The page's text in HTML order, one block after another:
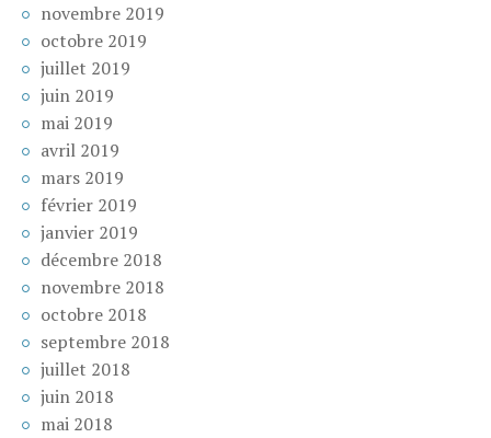
novembre 2019
octobre 2019
juillet 2019
juin 2019
mai 2019
avril 2019
mars 2019
février 2019
janvier 2019
décembre 2018
novembre 2018
octobre 2018
septembre 2018
juillet 2018
juin 2018
mai 2018